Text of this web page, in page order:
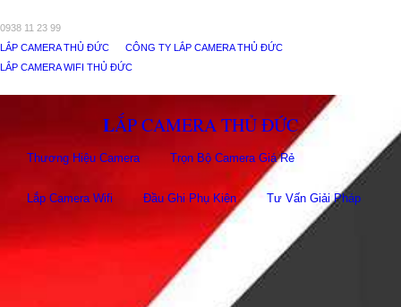
0938 11 23 99
LẮP CAMERA THỦ ĐỨC
CÔNG TY LẮP CAMERA THỦ ĐỨC
LẮP CAMERA WIFI THỦ ĐỨC
LẮP CAMERA THỦ ĐỨC
Thương Hiệu Camera Trọn Bộ Camera Giá Rẻ
Lắp Camera Wifi Đầu Ghi Phụ Kiên Tư Vấn Giải Pháp